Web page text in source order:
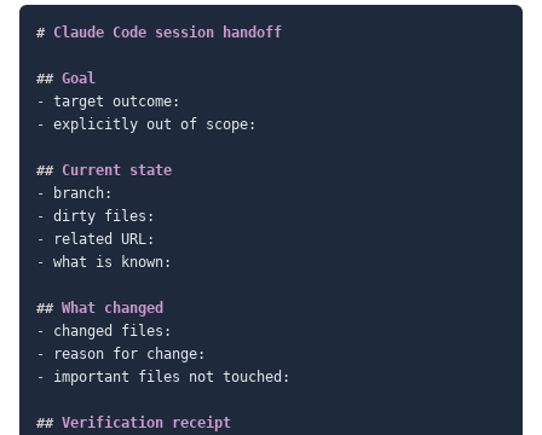
# Claude Code session handoff
## Goal
-
- explicitly out of scope:
## Current state
-
-
-
- what is known:
## What changed
-
-
- important files not touched:
## Verification receipt